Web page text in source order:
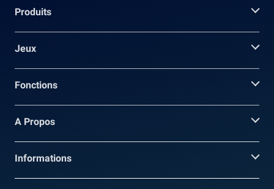
Produits
Jeux
Fonctions
A Propos
Informations